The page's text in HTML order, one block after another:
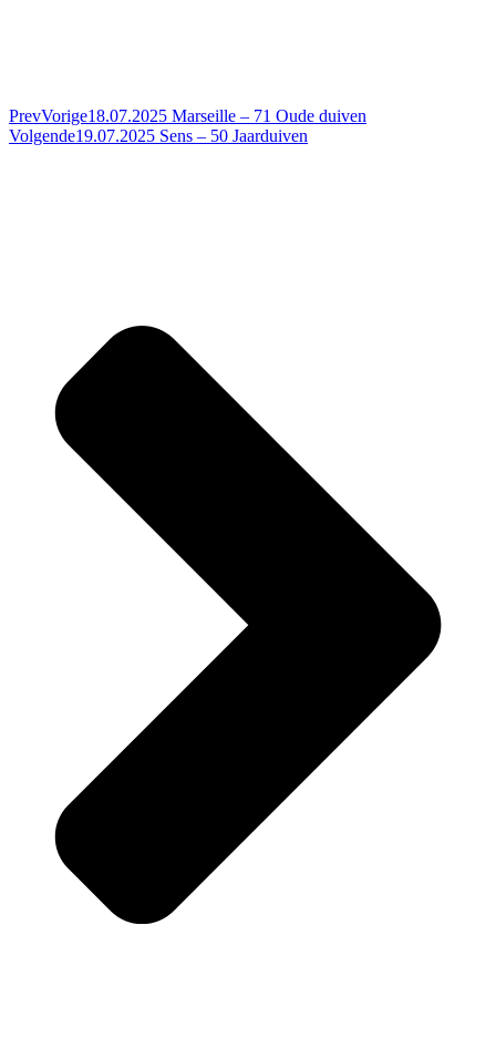
PrevVorige18.07.2025 Marseille – 71 Oude duiven
Volgende19.07.2025 Sens – 50 Jaarduiven